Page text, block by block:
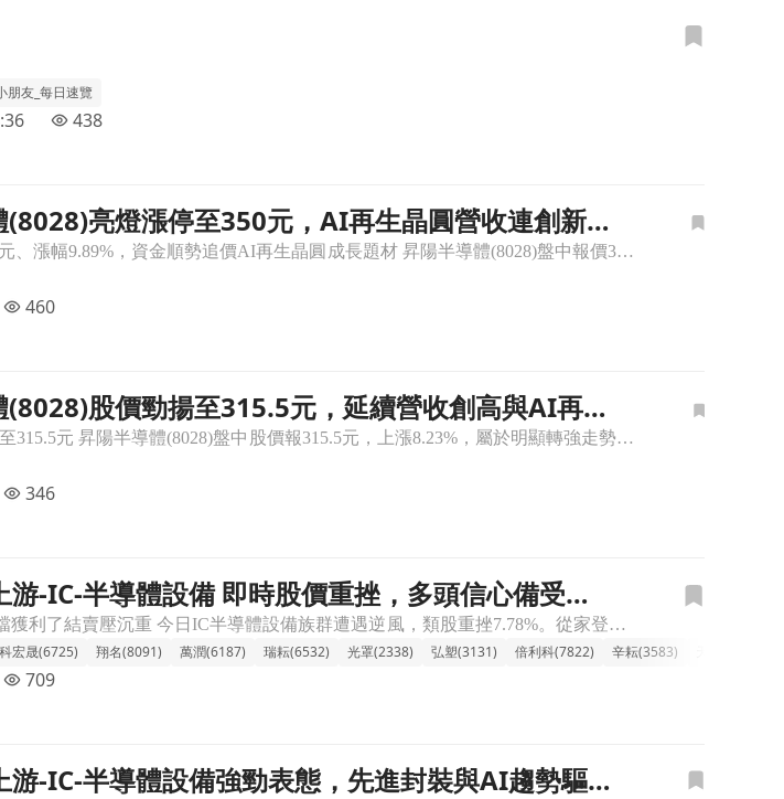
朋友_每日速覽
438
新高＋法人買盤與短中期多頭結構支撐文章頁
(8028)亮燈漲停至350元，AI再生晶圓營收連創新高
撐
🔸昇陽半導體(8028)股價上漲，亮燈漲停至350元、漲幅9.89%，資金順勢追價AI再生晶圓成長題材 昇陽半導體(8028)盤中報價350元，漲幅9.89%，亮燈漲停，盤面明顯偏向主動買盤推升。今
460
再生晶圓題材＋短線脫離低檔區、主力偏空籌碼待修正文章頁
(8028)股價勁揚至315.5元，延續營收創高與AI再生
力偏空籌碼待修正
🔸昇陽半導體(8028)股價上漲，盤中勁揚8.23%至315.5元 昇陽半導體(8028)盤中股價報315.5元，上漲8.23%，屬於明顯轉強走勢。今日買盤迴流主因仍圍繞在再生晶圓、晶圓薄化等AI供
346
受考驗文章頁
游-IC-半導體設備 即時股價重挫，多頭信心備受考
🔸電子上游-IC-半導體設備 族群全面重挫，高檔獲利了結賣壓沉重 今日IC半導體設備族群遭遇逆風，類股重挫7.78%。從家登、弘塑到雍智科技、竑騰等多檔指標股跌幅深重，逼近跌停。主要受科技股、尤其前
宏晟(6725) 翔名(8091) 萬潤(6187) 瑞耘(6532) 光罩(2338) 弘塑(3131) 倍利科(7822) 辛耘(3583)
709
驅動產業熱度攀升。文章頁
游-IC-半導體設備強勁表態，先進封裝與AI趨勢驅動